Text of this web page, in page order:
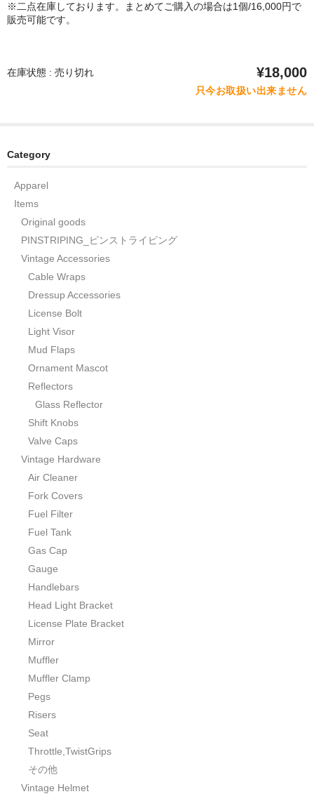
※二点在庫しております。まとめてご購入の場合は1個/16,000円で
販売可能です。
在庫状態 : 売り切れ ¥18,000
只今お取扱い出来ません
Category
Apparel
Items
Original goods
PINSTRIPING_ピンストライピング
Vintage Accessories
Cable Wraps
Dressup Accessories
License Bolt
Light Visor
Mud Flaps
Ornament Mascot
Reflectors
Glass Reflector
Shift Knobs
Valve Caps
Vintage Hardware
Air Cleaner
Fork Covers
Fuel Filter
Fuel Tank
Gas Cap
Gauge
Handlebars
Head Light Bracket
License Plate Bracket
Mirror
Muffler
Muffler Clamp
Pegs
Risers
Seat
Throttle,TwistGrips
その他
Vintage Helmet